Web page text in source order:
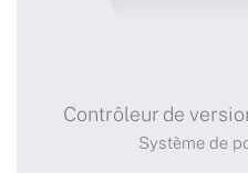
Système de
Contrôleur de
Système de